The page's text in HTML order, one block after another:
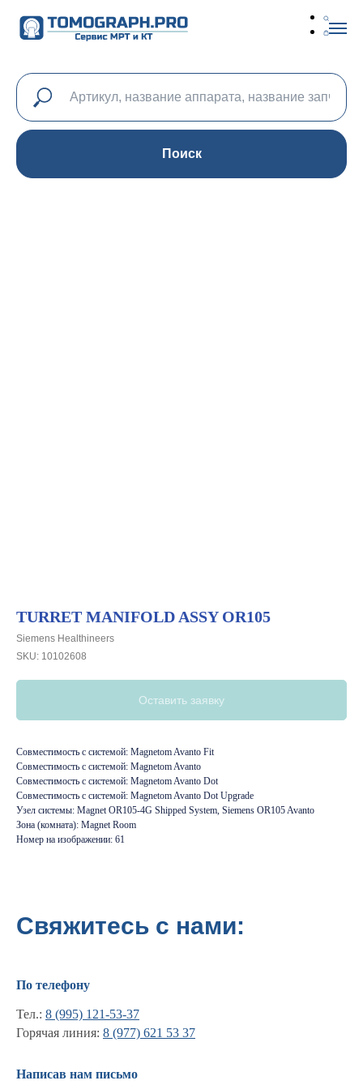
Поиск
TURRET MANIFOLD ASSY OR105
Siemens Healthineers
SKU: 10102608
Оставить заявку
Совместимость с системой: Magnetom Avanto Fit
Совместимость с системой: Magnetom Avanto
Совместимость с системой: Magnetom Avanto Dot
Совместимость с системой: Magnetom Avanto Dot Upgrade
Узел системы: Magnet OR105-4G Shipped System, Siemens OR105 Avanto
Зона (комната): Magnet Room
Номер на изображении: 61
Свяжитесь с нами:
По телефону
Тел.: 8 (995) 121-53-37
Горячая линия: 8 (977) 621 53 37
Написав нам письмо
Информация